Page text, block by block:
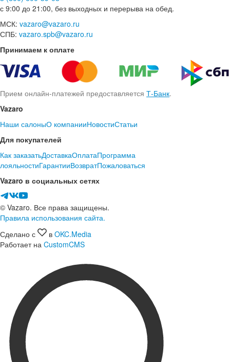
с 9:00 до 21:00, без выходных и перерыва на обед.
МСК: vazaro@vazaro.ru
СПБ: vazaro.spb@vazaro.ru
Принимаем к оплате
Прием онлайн-платежей предоставляется Т-Банк.
Vazaro
Наши салоныО компанииНовостиСтатьи
Для покупателей
Как заказатьДоставкаОплатаПрограмма
лояльностиГарантииВозвратПожаловаться
Vazaro в социальных сетях
© Vazaro. Все права защищены.
Правила использования сайта.
Сделано с
в OKC.Media
Работает на CustomCMS